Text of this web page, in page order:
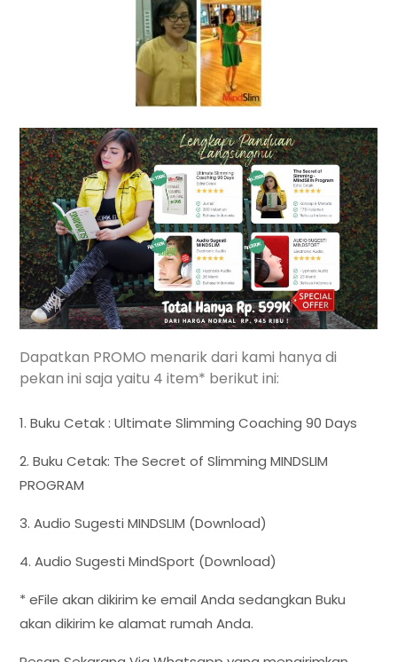
Dapatkan PROMO menarik dari kami hanya di
pekan ini saja yaitu 4 item* berikut ini:
1. Buku Cetak : Ultimate Slimming Coaching 90 Days
2. Buku Cetak: The Secret of Slimming MINDSLIM
PROGRAM
3. Audio Sugesti MINDSLIM (Download)
4. Audio Sugesti MindSport (Download)
* eFile akan dikirim ke email Anda sedangkan Buku
akan dikirim ke alamat rumah Anda.